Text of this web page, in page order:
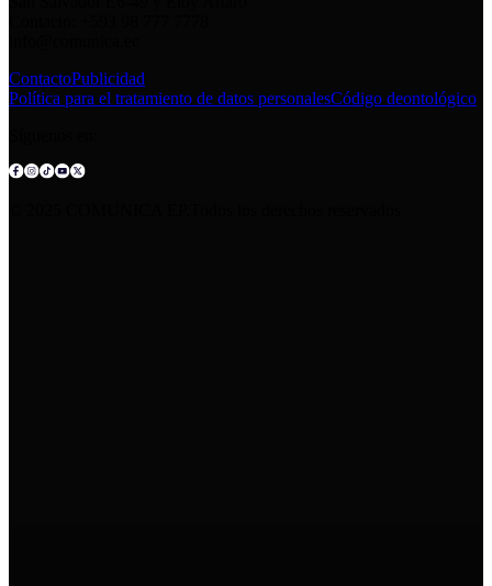
ContactoPublicidad
Política para el tratamiento de datos personalesCódigo deontológico